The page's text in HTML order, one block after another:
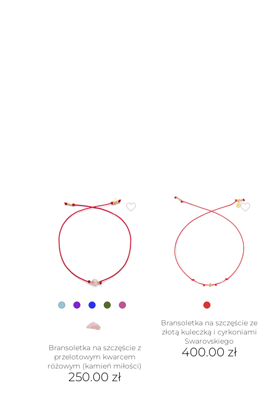
Bransoletka na szczęście z
przelotowym kwarcem
różowym (kamień miłości)
250.00 zł
Bransoletka na szczęście ze
złotą kuleczką i cyrkoniami
Swarovskiego
400.00 zł